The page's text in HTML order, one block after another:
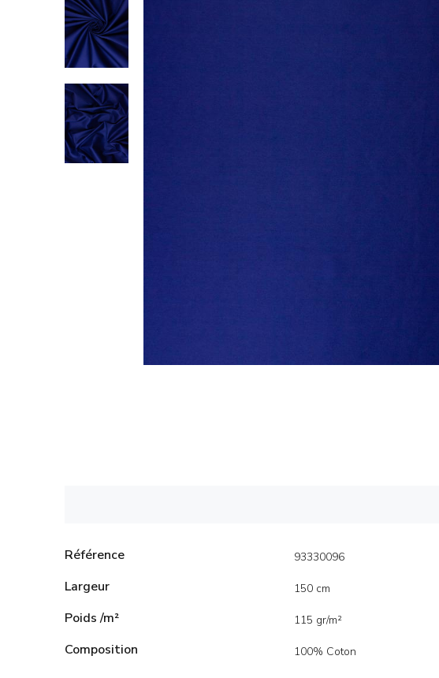
Référence 93330096
Largeur 150 cm
Poids /m² 115 gr/m²
Composition 100% Coton